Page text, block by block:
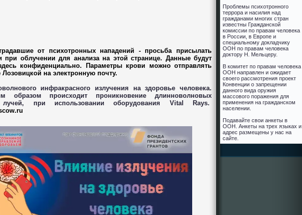
от психотронных нападений - просьба присылать
при облучении для анализа на этой странице. Данные будут
конфиденциально. Параметры крови можно отправлять
Лозовицкой на электронную почту.
инфракрасного излучения на здоровье человека.
образом происходит проникновение длинноволновых
лучей, при использовании оборудования Vital Rays.
Проблемы психотронного
террора и насилия над
гражданами многих стран
известны Гражданской
комиссии по правам человека
в России, в Европе и
cпециальному докладчику
ООН по правам человека
доктору Н. Мельцеру.
В комитет по правам человека
ООН направлен и ожидает
своего рассмотрения проект
Конвенции о запрещении
данного вида оружия
массового поражения для
применения на гражданском
населении.
Подавайте свои анкеты в
ООН. Анкеты на трех языках и
адрес размещены у нас на
сайте.